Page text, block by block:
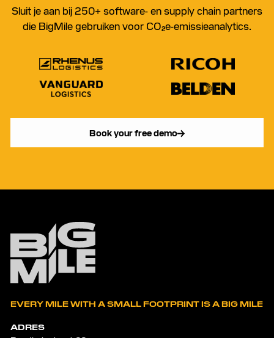
Sluit je aan bij 250+ software- en supply chain partners
die BigMile gebruiken voor CO₂e-emissieanalytics.
Book your free demo
EVERY MILE WITH A SMALL FOOTPRINT IS A BIG MILE
ADRES